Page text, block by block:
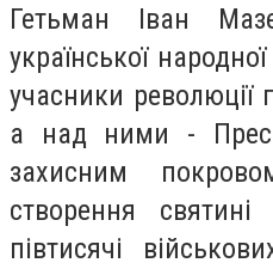
Гетьман Іван
української
учасники революції
а над ними -
захисним
створення
півтисячі